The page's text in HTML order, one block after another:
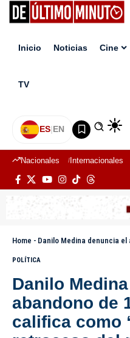
Inicio Noticias Cine
TV
ES|EN
Nacionales Internacionales
Home - Danilo Medina denuncia el abandono de 11 mil
POLÍTICA
Danilo
abandono de
califica como